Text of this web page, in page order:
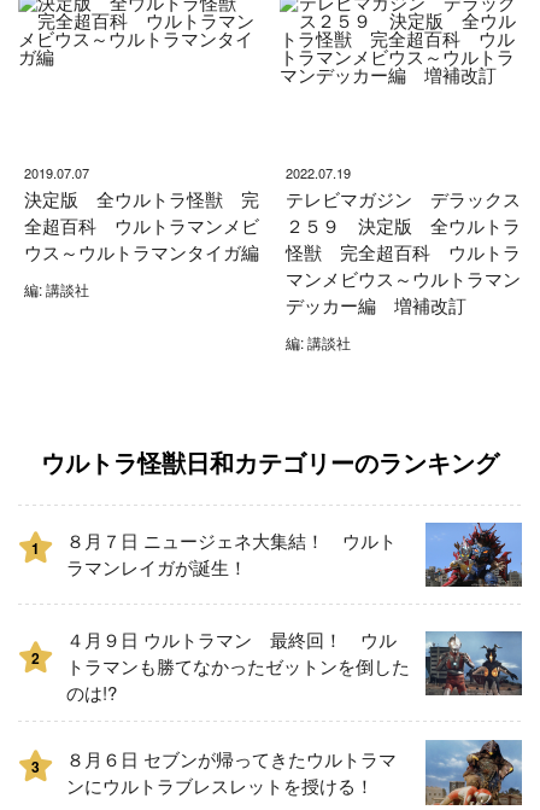
2019.07.07
決定版 全ウルトラ怪獣 完
全超百科 ウルトラマンメビ
ウス～ウルトラマンタイガ編
編: 講談社
2022.07.19
テレビマガジン デラックス
２５９ 決定版 全ウルトラ
怪獣 完全超百科 ウルトラ
マンメビウス～ウルトラマン
デッカー編 増補改訂
編: 講談社
ウルトラ怪獣日和カテゴリーのランキング
1
８月７日 ニュージェネ大集結！ ウルト
ラマンレイガが誕生！
2
４月９日 ウルトラマン 最終回！ ウル
トラマンも勝てなかったゼットンを倒した
のは!?
3
８月６日 セブンが帰ってきたウルトラマ
ンにウルトラブレスレットを授ける！